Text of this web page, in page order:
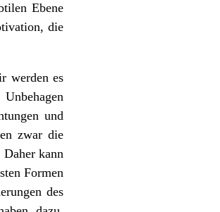
Ebene
die
werden es
und
zwar die
kann
Formen
des